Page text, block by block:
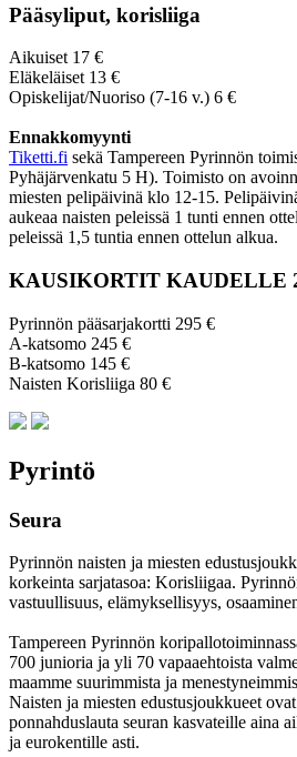
Pääsyliput, korisliiga
Aikuiset 17 €
Eläkeläiset 13 €
Opiskelijat/Nuoriso (7-16 v.) 6 €
Ennakkomyynti
Tiketti.fi sekä Tampereen Pyrinnön
Pyhäjärvenkatu 5 H). Toimisto on
miesten pelipäivinä klo 12-15.
aukeaa naisten peleissä 1 tunti ennen
peleissä 1,5 tuntia ennen ottelun alkua.
KAUSIKORTIT KAUDELLE
Pyrinnön pääsarjakortti 295 €
A-katsomo 245 €
B-katsomo 145 €
Naisten Korisliiga 80 €
Pyrintö
Seura
Pyrinnön naisten ja miesten
korkeinta sarjatasoa: Korisliigaa.
vastuul­lisuus, elämyk­sellisyys,
Tampereen Pyrinnön
700 junioria ja yli 70 vapaa­ehtoista
maamme suurim­mista ja
Naisten ja miesten edustus­joukkueet
ponnahdus­lauta seuran kasvateille aina
ja euro­kentille asti.